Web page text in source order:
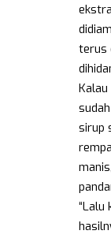
terus
sirup
“Lalu